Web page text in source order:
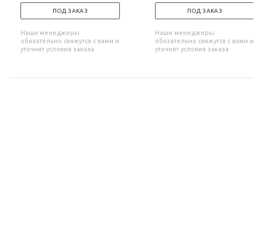
ПОД ЗАКАЗ
Наши менеджеры
обязательно свяжутся с вами и
уточнят условия заказа
ПОД ЗАКАЗ
Наши менеджеры
обязательно свяжутся с вами и
уточнят условия заказа